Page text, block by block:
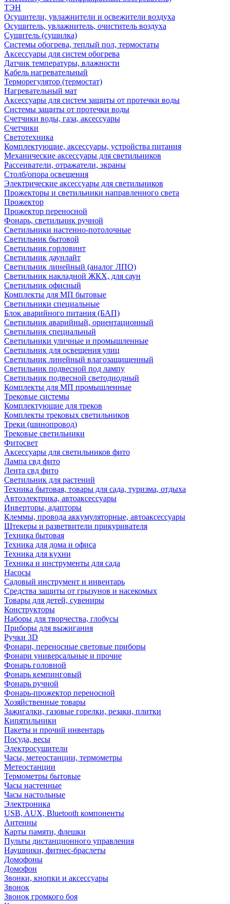
ТЭН
Осушители, увлажнители и освежители воздуха
Осушитель, увлажнитель, очиститель воздуха
Сушитель (сушилка)
Системы обогрева, теплый пол, термостаты
Аксессуары для систем обогрева
Датчик температуры, влажности
Кабель нагревательный
Терморегулятор (термостат)
Нагревательный мат
Аксессуары для систем защиты от протечки воды
Системы защиты от протечки воды
Счетчики воды, газа, аксессуары
Счетчики
Светотехника
Комплектующие, аксессуары, устройства питания
Механические аксессуары для светильников
Рассеиватели, отражатели, экраны
Столб/опора освещения
Электрические аксессуары для светильников
Прожекторы и светильники направленного света
Прожектор
Прожектор переносной
Фонарь, светильник ручной
Светильники настенно-потолочные
Светильник бытовой
Светильник горловинт
Светильник даунлайт
Светильник линейный (аналог ЛПО)
Светильник накладной ЖКХ, для саун
Светильник офисный
Комплекты для МП бытовые
Светильники специальные
Блок аварийного питания (БАП)
Светильник аварийный, ориентационный
Светильник специальный
Светильники уличные и промышленные
Светильник для освещения улиц
Светильник линейный влагозащищенный
Светильник подвесной под лампу
Светильник подвесной светодиодный
Комплекты для МП промышленные
Трековые системы
Комплектующие для треков
Комплекты трековых светильников
Треки (шинопровод)
Трековые светильники
Фитосвет
Аксессуары для светильников фито
Лампа свд фито
Лента свд фито
Светильник для растений
Техника бытовая, товары для сада, туризма, отдыха
Автоэлектрика, автоаксессуары
Инверторы, адапторы
Клеммы, провода аккумуляторные, автоаксессуары
Штекеры и разветвители прикуривателя
Техника бытовая
Техника для дома и офиса
Техника для кухни
Техника и инструменты для сада
Насосы
Садовый инструмент и инвентарь
Средства защиты от грызунов и насекомых
Товары для детей, сувениры
Конструкторы
Наборы для творчества, глобусы
Приборы для выжигания
Ручки 3D
Фонари, переносные световые приборы
Фонари универсальные и прочие
Фонарь головной
Фонарь кемпинговый
Фонарь ручной
Фонарь-прожектор переносной
Хозяйственные товары
Зажигалки, газовые горелки, резаки, плитки
Кипятильники
Пакеты и прочий инвентарь
Посуда, весы
Электросушители
Часы, метеостанции, термометры
Метеостанции
Термометры бытовые
Часы настенные
Часы настольные
Электроника
USB, AUX, Bluetooth компоненты
Антенны
Карты памяти, флешки
Пульты дистанционного управления
Наушники, фитнес-браслеты
Домофоны
Домофон
Звонки, кнопки и аксессуары
Звонок
Звонок громкого боя